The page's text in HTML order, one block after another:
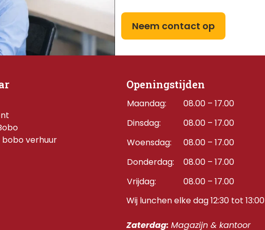
Neem contact op
verhuur
Openingstijden
Maandag:
08.00 – 17.00
Dinsdag:
08.00 – 17.00
Woensdag:
08.00 – 17.00
Donderdag: 08.00 – 17.00
Vrijdag:
08.00 – 17.00
Wij lunchen elke dag 12:30 tot 13:00
Zaterdag: Magazijn & kantoor